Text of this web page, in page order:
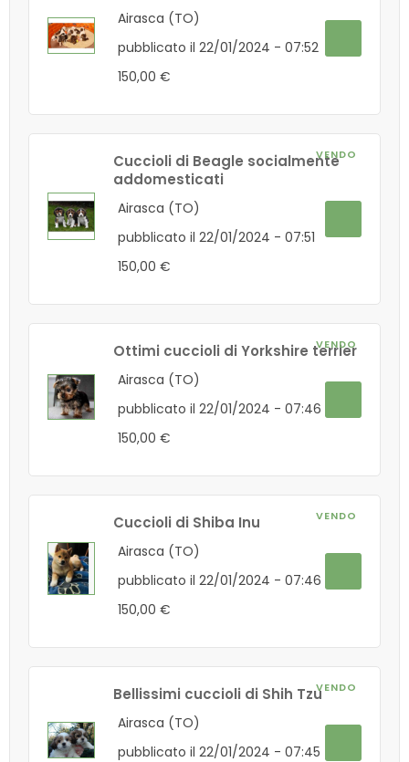
Airasca (TO)
pubblicato il 22/01/2024 - 07:52
150,00 €
VENDO
Cuccioli di Beagle socialmente
addomesticati
Airasca (TO)
pubblicato il 22/01/2024 - 07:51
150,00 €
VENDO
Ottimi cuccioli di Yorkshire terrier
Airasca (TO)
pubblicato il 22/01/2024 - 07:46
150,00 €
VENDO
Cuccioli di Shiba Inu
Airasca (TO)
pubblicato il 22/01/2024 - 07:46
150,00 €
VENDO
Bellissimi cuccioli di Shih Tzu
Airasca (TO)
pubblicato il 22/01/2024 - 07:45